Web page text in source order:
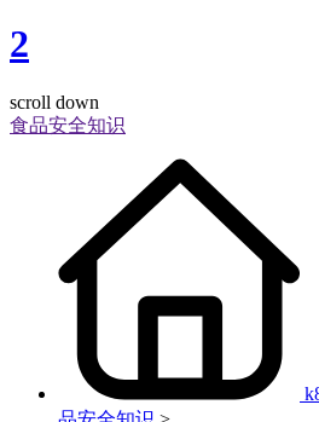
2
scroll down
食品安全知识